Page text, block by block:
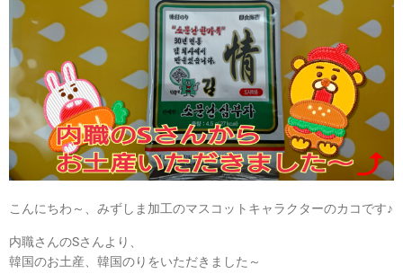
こんにちわ～、みずしま加工のマスコットキャラクターのカコです♪
内職さんのSさんより、
韓国のお土産、韓国のりをいただきました～